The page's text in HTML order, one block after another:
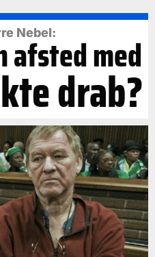
Nebel:
afsted med
drab?